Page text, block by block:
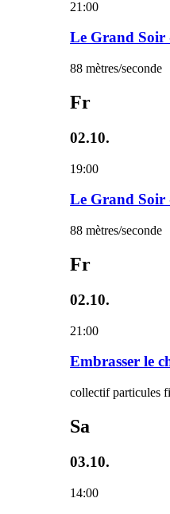
21:00
Le Grand Soir
88 mètres/seconde
Fr
02.10.
19:00
Le Grand Soir
88 mètres/seconde
Fr
02.10.
21:00
Embrasser le
collectif particules
Sa
03.10.
14:00